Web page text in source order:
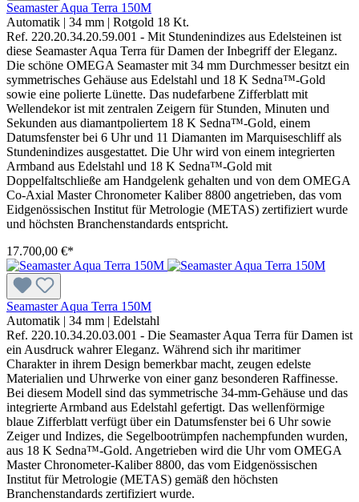
Seamaster Aqua Terra 150M
Automatik | 34 mm | Rotgold 18 Kt.
Ref. 220.20.34.20.59.001 - Mit Stundenindizes aus Edelsteinen ist
diese Seamaster Aqua Terra für Damen der Inbegriff der Eleganz.
Die schöne OMEGA Seamaster mit 34 mm Durchmesser besitzt ein
symmetrisches Gehäuse aus Edelstahl und 18 K Sedna™-Gold
sowie eine polierte Lünette. Das nudefarbene Zifferblatt mit
Wellendekor ist mit zentralen Zeigern für Stunden, Minuten und
Sekunden aus diamantpoliertem 18 K Sedna™-Gold, einem
Datumsfenster bei 6 Uhr und 11 Diamanten im Marquiseschliff als
Stundenindizes ausgestattet. Die Uhr wird von einem integrierten
Armband aus Edelstahl und 18 K Sedna™-Gold mit
Doppelfaltschließe am Handgelenk gehalten und von dem OMEGA
Co-Axial Master Chronometer Kaliber 8800 angetrieben, das vom
Eidgenössischen Institut für Metrologie (METAS) zertifiziert wurde
und höchsten Branchenstandards entspricht.
17.700,00 €*
Seamaster Aqua Terra 150M
Automatik | 34 mm | Edelstahl
Ref. 220.10.34.20.03.001 - Die Seamaster Aqua Terra für Damen ist
ein Ausdruck wahrer Eleganz. Während sich ihr maritimer
Charakter in ihrem Design bemerkbar macht, zeugen edelste
Materialien und Uhrwerke von einer ganz besonderen Raffinesse.
Bei diesem Modell sind das symmetrische 34-mm-Gehäuse und das
integrierte Armband aus Edelstahl gefertigt. Das wellenförmige
blaue Zifferblatt verfügt über ein Datumsfenster bei 6 Uhr sowie
Zeiger und Indizes, die Segelbootrümpfen nachempfunden wurden,
aus 18 K Sedna™-Gold. Angetrieben wird die Uhr vom OMEGA
Master Chronometer-Kaliber 8800, das vom Eidgenössischen
Institut für Metrologie (METAS) gemäß den höchsten
Branchenstandards zertifiziert wurde.